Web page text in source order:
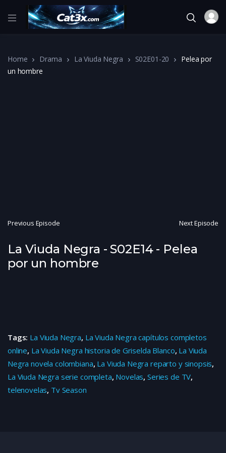
Home Drama La Viuda Negra S02E01-20
Pelea por
un hombre
Previous Episode Next Episode
La Viuda Negra - S02E14 - Pelea
por un hombre
Tags: La Viuda Negra, La Viuda Negra capítulos completos
online, La Viuda Negra historia de Griselda Blanco, La Viuda
Negra novela colombiana, La Viuda Negra reparto y sinopsis,
La Viuda Negra serie completa, Novelas,Series de TV,
telenovelas, Tv Season